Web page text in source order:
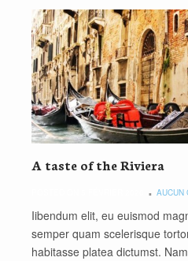
A taste of the Riviera
AUCUN
Iibendum elit, eu euismod
semper quam scelerisque
habitasse platea dictumst.